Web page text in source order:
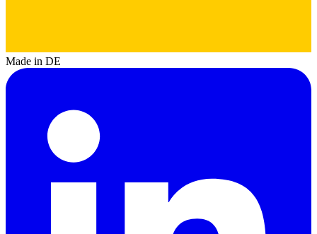
Made in DE